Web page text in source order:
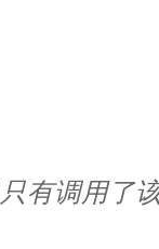
只有调用了